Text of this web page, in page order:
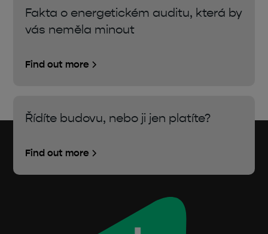
Fakta o energetickém auditu, která by
vás neměla minout
Find out more
Řídíte budovu, nebo ji jen platíte?
Find out more